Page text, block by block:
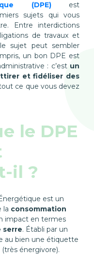
(DPE)est
sujets qui vous
Entre interdictions
de travaux et
sujet peut sembler
un bon DPE est
: c’est un
et fidéliser des
ce que vous devez
le DPE
il ?
est un
la consommation
impact en termes
serre. Établi par un
au bien une étiquette
énergivore).